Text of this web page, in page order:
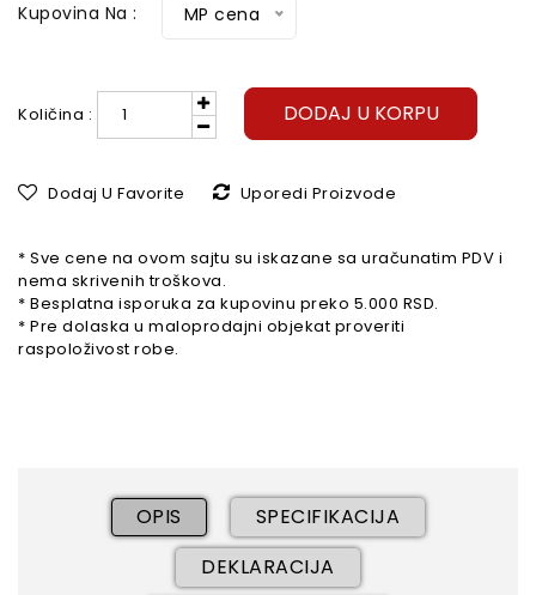
Kupovina Na : MP cena
Količina : DODAJ U KORPU
Dodaj U Favorite Uporedi Proizvode
* Sve cene na ovom sajtu su iskazane sa uračunatim PDV i
nema skrivenih troškova.
* Besplatna isporuka za kupovinu preko 5.000 RSD.
* Pre dolaska u maloprodajni objekat proveriti
raspoloživost robe.
OPIS
SPECIFIKACIJA
DEKLARACIJA